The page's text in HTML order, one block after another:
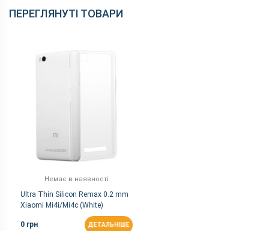
ПЕРЕГЛЯНУТІ ТОВАРИ
Немає в наявності
Ultra Thin Silicon Remax 0.2 mm
Xiaomi Mi4i/Mi4c (White)
0 грн ДЕТАЛЬНІШЕ